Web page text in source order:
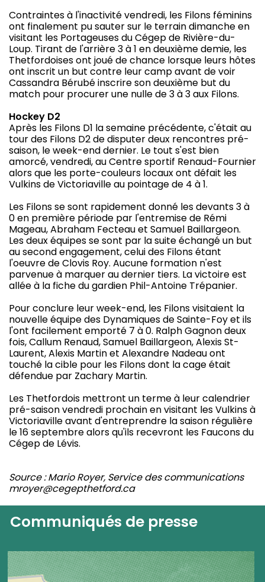
Contraintes à l'inactivité vendredi, les Filons féminins
ont finalement pu sauter sur le terrain dimanche en
visitant les Portageuses du Cégep de Rivière-du-
Loup. Tirant de l'arrière 3 à 1 en deuxième demie, les
Thetfordoises ont joué de chance lorsque leurs hôtes
ont inscrit un but contre leur camp avant de voir
Cassandra Bérubé inscrire son deuxième but du
match pour procurer une nulle de 3 à 3 aux Filons.
Hockey D2
Après les Filons D1 la semaine précédente, c'était au
tour des Filons D2 de disputer deux rencontres pré-
saison, le week-end dernier. Le tout s'est bien
amorcé, vendredi, au Centre sportif Renaud-Fournier
alors que les porte-couleurs locaux ont défait les
Vulkins de Victoriaville au pointage de 4 à 1.
Les Filons se sont rapidement donné les devants 3 à
0 en première période par l'entremise de Rémi
Mageau, Abraham Fecteau et Samuel Baillargeon.
Les deux équipes se sont par la suite échangé un but
au second engagement, celui des Filons étant
l'oeuvre de Clovis Roy. Aucune formation n'est
parvenue à marquer au dernier tiers. La victoire est
allée à la fiche du gardien Phil-Antoine Trépanier.
Pour conclure leur week-end, les Filons visitaient la
nouvelle équipe des Dynamiques de Sainte-Foy et ils
l'ont facilement emporté 7 à 0. Ralph Gagnon deux
fois, Callum Renaud, Samuel Baillargeon, Alexis St-
Laurent, Alexis Martin et Alexandre Nadeau ont
touché la cible pour les Filons dont la cage était
défendue par Zachary Martin.
Les Thetfordois mettront un terme à leur calendrier
pré-saison vendredi prochain en visitant les Vulkins à
Victoriaville avant d'entreprendre la saison régulière
le 16 septembre alors qu'ils recevront les Faucons du
Cégep de Lévis.
Source : Mario Royer, Service des communications
mroyer@cegepthetford.ca
Communiqués de presse